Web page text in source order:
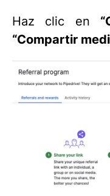
Haz clic en
“Compartir